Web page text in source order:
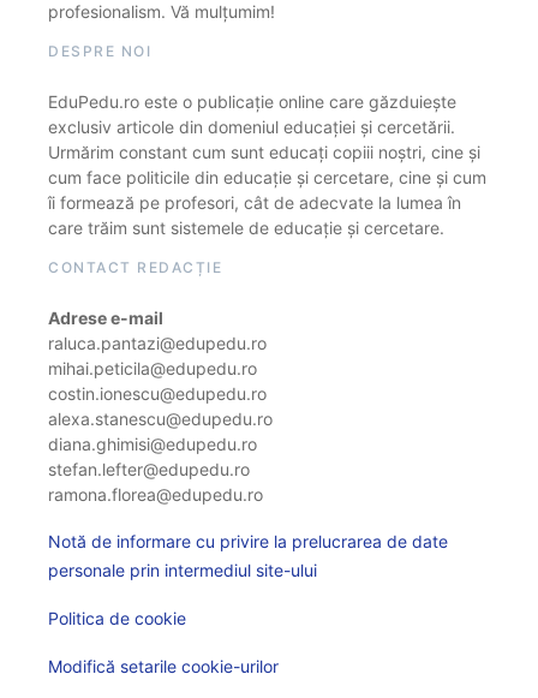
profesionalism. Vă mulțumim!
DESPRE NOI
EduPedu.ro este o publicație online care găzduiește
exclusiv articole din domeniul educației și cercetării.
Urmărim constant cum sunt educați copiii noștri, cine și
cum face politicile din educație și cercetare, cine și cum
îi formează pe profesori, cât de adecvate la lumea în
care trăim sunt sistemele de educație și cercetare.
CONTACT REDACȚIE
Adrese e-mail
raluca.pantazi@edupedu.ro
mihai.peticila@edupedu.ro
costin.ionescu@edupedu.ro
alexa.stanescu@edupedu.ro
diana.ghimisi@edupedu.ro
stefan.lefter@edupedu.ro
ramona.florea@edupedu.ro
Notă de informare cu privire la prelucrarea de date
personale prin intermediul site-ului
Politica de cookie
Modifică setarile cookie-urilor